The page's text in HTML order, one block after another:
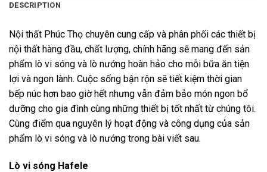
DESCRIPTION
Nội thất Phúc Thọ chuyên cung cấp và phân phối các thiết bị
nội thất hàng đầu, chất lượng, chính hãng sẽ mang đến sản
phẩm lò vi sóng và lò nướng hoàn hảo cho mỗi bữa ăn tiện
lợi và ngon lành. Cuộc sống bận rộn sẽ tiết kiệm thời gian
bếp núc hơn bao giờ hết nhưng vẫn đảm bảo món ngon bổ
dưỡng cho gia đình cùng những thiết bị tốt nhất từ chúng tôi.
Cùng điểm qua nguyên lý hoạt động và công dụng của sản
phẩm lò vi sóng và lò nướng trong bài viết sau.
Lò vi sóng Hafele